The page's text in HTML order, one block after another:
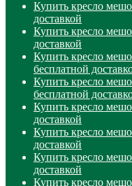
Купить кресло
доставкой
Купить кресло
доставкой
Купить кресло
бесплатной
Купить кресло
бесплатной
Купить кресло
доставкой
Купить кресло
доставкой
Купить кресло
доставкой
Купить кресло